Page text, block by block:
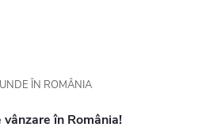
ÎN ROMÂNIA
în România!